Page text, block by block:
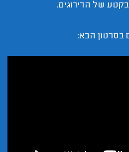
של הדירוגים.
בסרטון הבא: